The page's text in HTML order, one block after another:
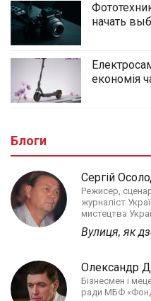
начать
економія
Блоги
Сергій
Режисер,
журналіст
мистецтва
Вулиця, як
Олександр
Бізнесмен і
ради МБФ